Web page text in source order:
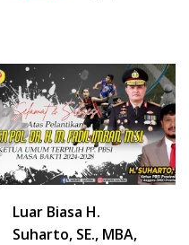
Luar Biasa H.
Suharto, SE., MBA,